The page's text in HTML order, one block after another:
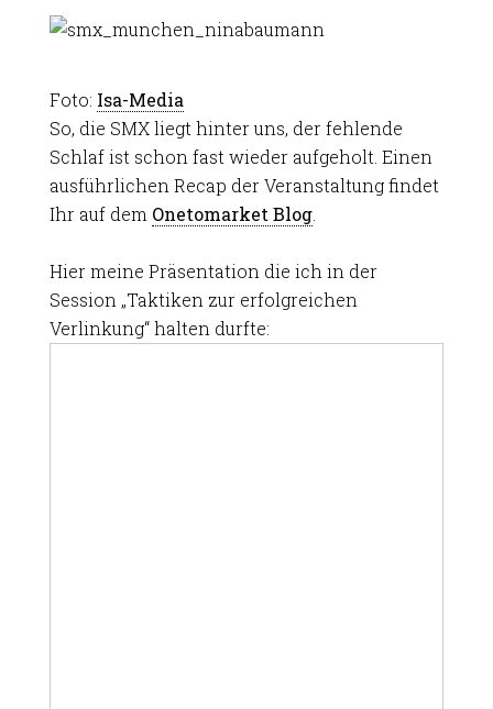
Foto: Isa-Media
So, die SMX liegt hinter uns, der fehlende
Schlaf ist schon fast wieder aufgeholt. Einen
ausführlichen Recap der Veranstaltung findet
Ihr auf dem Onetomarket Blog.
Hier meine Präsentation die ich in der
Session „Taktiken zur erfolgreichen
Verlinkung“ halten durfte: